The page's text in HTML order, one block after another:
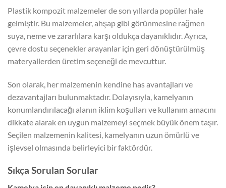
Plastik kompozit malzemeler de son yıllarda popüler hale
gelmiştir. Bu malzemeler, ahşap gibi görünmesine rağmen
suya, neme ve zararlılara karşı oldukça dayanıklıdır. Ayrıca,
çevre dostu seçenekler arayanlar için geri dönüştürülmüş
materyallerden üretim seçeneği de mevcuttur.
Son olarak, her malzemenin kendine has avantajları ve
dezavantajları bulunmaktadır. Dolayısıyla, kamelyanın
konumlandırılacağı alanın iklim koşulları ve kullanım amacını
dikkate alarak en uygun malzemeyi seçmek büyük önem taşır.
Seçilen malzemenin kalitesi, kamelyanın uzun ömürlü ve
işlevsel olmasında belirleyici bir faktördür.
Sıkça Sorulan Sorular